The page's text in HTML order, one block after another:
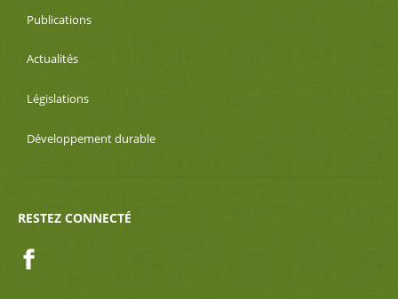
Publications
Actualités
Législations
Développement durable
RESTEZ CONNECTÉ